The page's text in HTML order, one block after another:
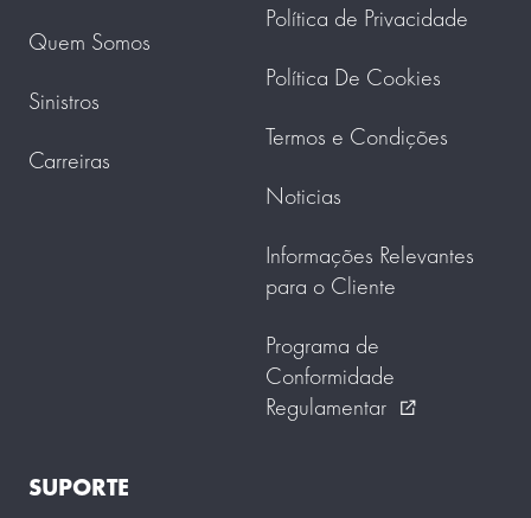
Quem Somos
Sinistros
Carreiras
Política de Privacidade
Política De Cookies
Termos e Condições
Noticias
Informações Relevantes
para o Cliente
Programa de
Conformidade
Regulamentar
external_link
SUPORTE